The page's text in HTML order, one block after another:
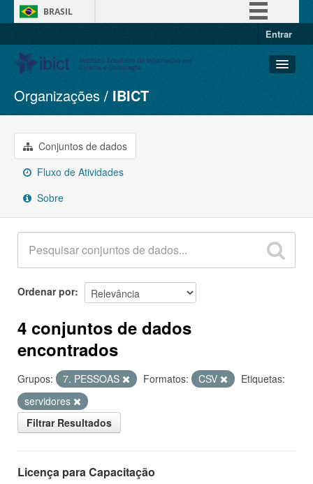
BRASIL
Entrar
Conjuntos de dados
Organizações
Grupos
Sobre
Organizações IBICT
Conjuntos de dados
Fluxo de Atividades
Sobre
Ordenar por
4 conjuntos de dados
encontrados
Grupos: 7. PESSOAS Formatos: CSV
Etiquetas:
servidores
Filtrar Resultados
Licença para Capacitação